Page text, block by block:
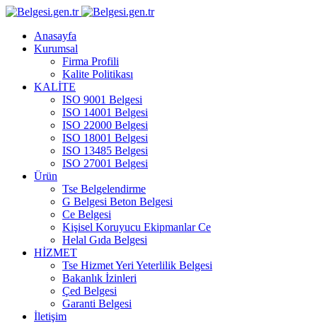
Anasayfa
Kurumsal
Firma Profili
Kalite Politikası
KALİTE
ISO 9001 Belgesi
ISO 14001 Belgesi
ISO 22000 Belgesi
ISO 18001 Belgesi
ISO 13485 Belgesi
ISO 27001 Belgesi
Ürün
Tse Belgelendirme
G Belgesi Beton Belgesi
Ce Belgesi
Kişisel Koruyucu Ekipmanlar Ce
Helal Gıda Belgesi
HİZMET
Tse Hizmet Yeri Yeterlilik Belgesi
Bakanlık İzinleri
Çed Belgesi
Garanti Belgesi
İletişim